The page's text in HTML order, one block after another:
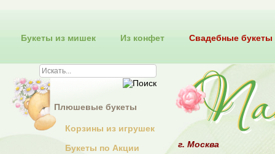
Букеты из мишек Из конфет Свадебные букеты
Плюшевые букеты
Корзины из игрушек
Букеты по Акции
г. Москва